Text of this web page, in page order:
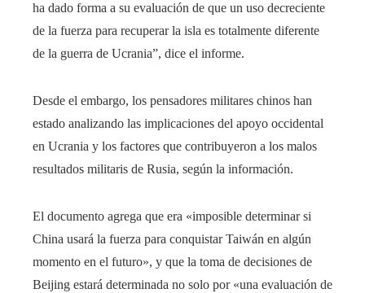
ha dado forma a su evaluación de que un uso decreciente
de la fuerza para recuperar la isla es totalmente diferente
de la guerra de Ucrania”, dice el informe.
Desde el embargo, los pensadores militares chinos han
estado analizando las implicaciones del apoyo occidental
en Ucrania y los factores que contribuyeron a los malos
resultados militaris de Rusia, según la información.
El documento agrega que era «imposible determinar si
China usará la fuerza para conquistar Taiwán en algún
momento en el futuro», y que la toma de decisiones de
Beijing estará determinada no solo por «una evaluación de